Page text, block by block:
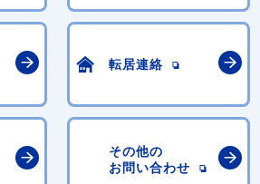
転居連絡
その他の
お問い合わせ